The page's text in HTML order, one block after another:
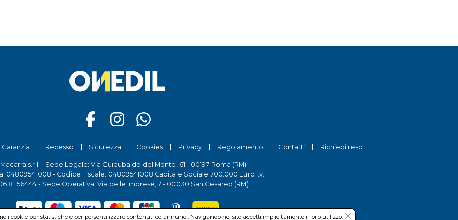
Garanzia Recesso Sicurezza Cookies Privacy Regolamento Contatti Richiedi reso
s.r.l. - Sede Legale: Via Guidubaldo del Monte, 61 - 00197 Roma (RM)
04809541008 - Codice Fiscale: 04809541008 Capitale Sociale 700.000 Euro i.v.
81156444 - Sede Operativa: Via delle Imprese, 7 - 00030 San Cesareo (RM)
i cookie per statistiche e per personalizzare contenuti ed annunci. Navigando nel sito accetti implicitamente il loro utilizzo.